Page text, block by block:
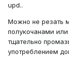
upd..
Можно не резать
полукочанами
тщательно
употреблением